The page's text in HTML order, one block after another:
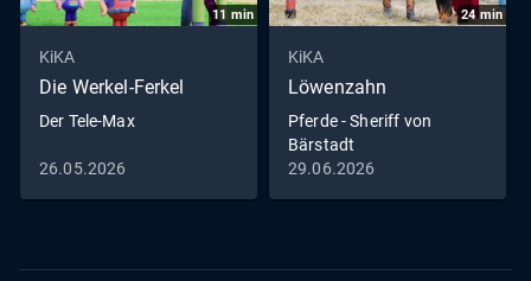
11 min
KiKA
Die Werkel-Ferkel
Der Tele-Max
26.05.2026
24 min
KiKA
Löwenzahn
Pferde - Sheriff von
Bärstadt
29.06.2026